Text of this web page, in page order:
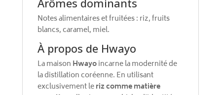
Arômes dominants
Notes alimentaires et fruitées : riz, fruits
blancs, caramel, miel.
À propos de Hwayo
La maison Hwayoincarne la modernité de
la distillation coréenne. En utilisant
exclusivement leriz comme matière